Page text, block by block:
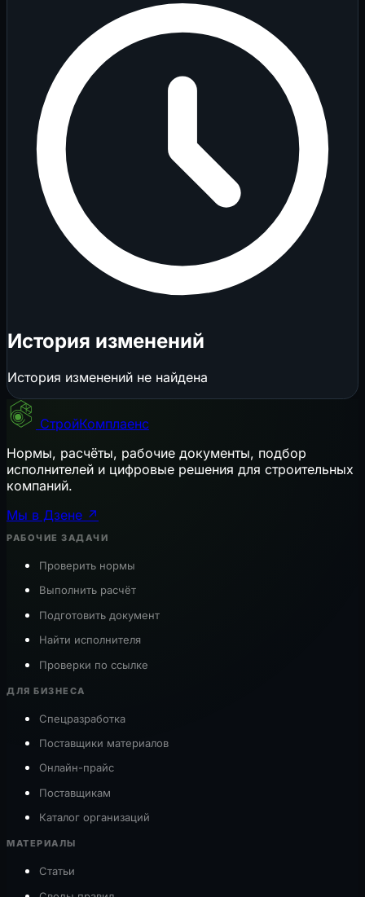
История изменений
История изменений не найдена
СтройКомплаенс
Нормы, расчёты, рабочие документы, подбор
исполнителей и цифровые решения для строительных
компаний.
Мы в Дзене ↗
РАБОЧИЕ ЗАДАЧИ
Проверить нормы
Выполнить расчёт
Подготовить документ
Найти исполнителя
Проверки по ссылке
ДЛЯ БИЗНЕСА
Спецразработка
Поставщики материалов
Онлайн-прайс
Поставщикам
Каталог организаций
МАТЕРИАЛЫ
Статьи